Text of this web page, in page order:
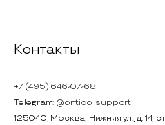
Контакты
+7 (495) 646-07-68
Telegram: @ontico_support
125040, Москва, Нижняя ул., д. 14,